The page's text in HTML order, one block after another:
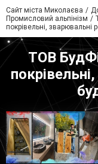
Сайт міста Миколаєва
Промисловий альпінізм
покрівельні, зварювальні
ТОВ